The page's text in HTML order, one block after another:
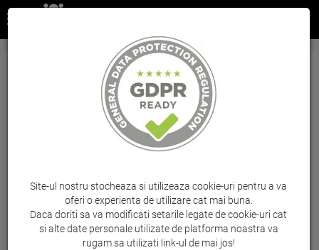
Cartus Yellow Vivera Nr.363 6Ml C8773Ee
Original Hp Photosmart 8200
Brand: HP / Cod: C8773EE
Site-ul nostru stocheaza si utilizeaza cookie-uri pentru a va
oferi o experienta de utilizare cat mai buna.
Daca doriti sa va modificati setarile legate de cookie-uri cat
si alte date personale utilizate de platforma noastra va
rugam sa utilizati link-ul de mai jos!